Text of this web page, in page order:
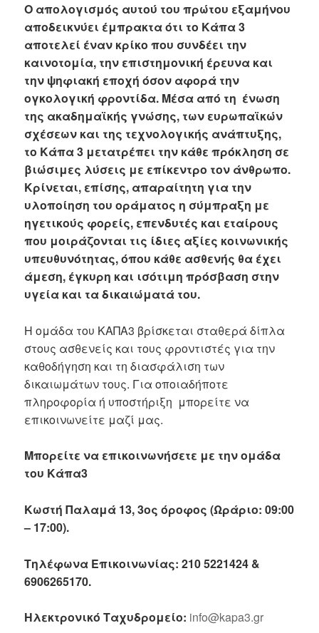
Ο απολογισμός αυτού του πρώτου εξαμήνου
αποδεικνύει έμπρακτα ότι το Κάπα 3
αποτελεί έναν κρίκο που συνδέει την
καινοτομία, την επιστημονική έρευνα και
την ψηφιακή εποχή όσον αφορά την
ογκολογική φροντίδα. Μέσα από τη ένωση
της ακαδημαϊκής γνώσης, των ευρωπαϊκών
σχέσεων και της τεχνολογικής ανάπτυξης,
το Κάπα 3 μετατρέπει την κάθε πρόκληση σε
βιώσιμες λύσεις με επίκεντρο τον άνθρωπο.
Κρίνεται, επίσης, απαραίτητη για την
υλοποίηση του οράματος η σύμπραξη με
ηγετικούς φορείς, επενδυτές και εταίρους
που μοιράζονται τις ίδιες αξίες κοινωνικής
υπευθυνότητας, όπου κάθε ασθενής θα έχει
άμεση, έγκυρη και ισότιμη πρόσβαση στην
υγεία και τα δικαιώματά του.
Η ομάδα του ΚΑΠΑ3 βρίσκεται σταθερά δίπλα
στους ασθενείς και τους φροντιστές για την
καθοδήγηση και τη διασφάλιση των
δικαιωμάτων τους. Για οποιαδήποτε
πληροφορία ή υποστήριξη μπορείτε να
επικοινωνείτε μαζί μας.
Μπορείτε να επικοινωνήσετε με την ομάδα
του Κάπα3
Κωστή Παλαμά 13, 3ος όροφος (Ωράριο: 09:00
– 17:00).
Τηλέφωνα Επικοινωνίας: 210 5221424 &
6906265170.
Ηλεκτρονικό Ταχυδρομείο: info@kapa3.gr